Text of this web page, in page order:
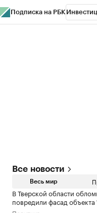
Подписка на РБК
Все новости
Весь мир
В Тверской области
повредили фасад